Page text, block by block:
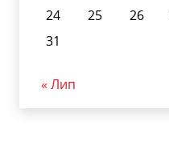
24
25 26
31
« Лип